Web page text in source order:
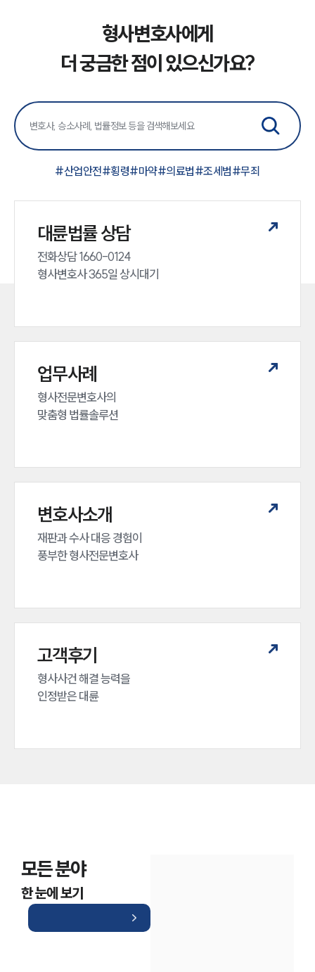
형사변호사에게
더 궁금한 점이 있으신가요?
#산업안전#횡령#마약#의료법#조세범#무죄
대륜법률 상담
전화상담 1660-0124
형사변호사 365일 상시대기
업무사례
형사전문변호사의
맞춤형 법률솔루션
변호사소개
재판과 수사 대응 경험이
풍부한 형사전문변호사
고객후기
형사사건 해결 능력을
인정받은 대륜
모든 분야
한 눈에 보기